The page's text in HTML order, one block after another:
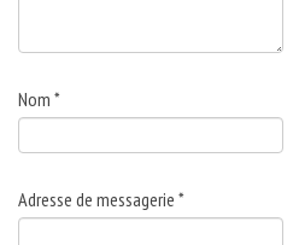
Nom *
Adresse de messagerie *